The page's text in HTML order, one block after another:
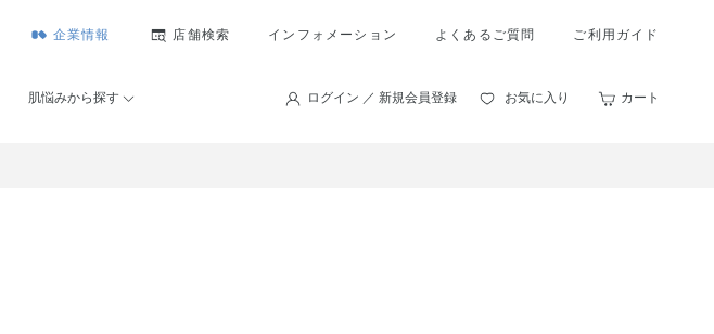
企業情報 店舗検索 インフォメーション よくあるご質問 ご利用ガイド
肌悩みから探す ログイン ／ 新規会員登録 お気に入り カート